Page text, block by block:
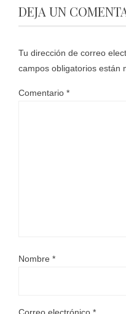
DEJA UN
Tu dirección de correo
campos obligatorios están
Comentario *
Nombre *
Correo electrónico *